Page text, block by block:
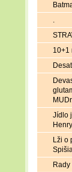
.
10+1
Jídlo
Lži o
Rady